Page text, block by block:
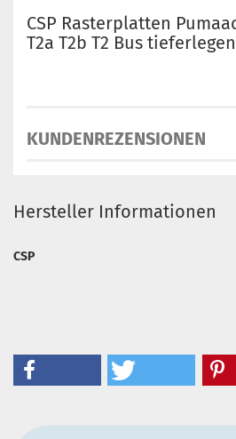
CSP Rasterplatten
T2a T2b T2 Bus tieferlegen
KUNDENREZENSIONEN
Hersteller Informationen
CSP